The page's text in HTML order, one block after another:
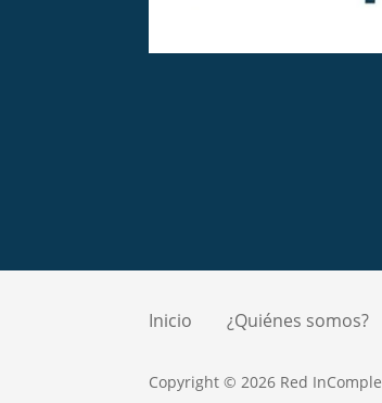
Inicio ¿Quiénes somos?
Copyright © 2026 Red